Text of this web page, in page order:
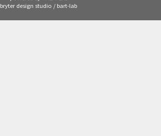
bryter design studio / bart-lab